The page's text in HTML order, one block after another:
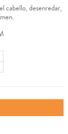
cabello, desenredar,